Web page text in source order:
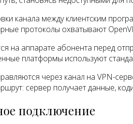
канала между клиентским
протоколы охватывают
на аппарате абонента перед
платформы используют
через канал на VPN-
сервер получает данные,
подключение